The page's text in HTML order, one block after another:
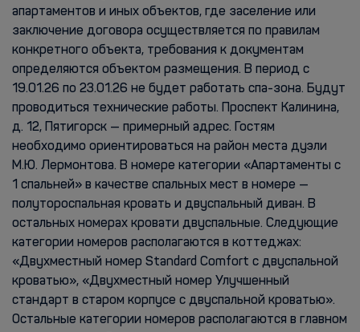
апартаментов и иных объектов, где заселение или
заключение договора осуществляется по правилам
конкретного объекта, требования к документам
определяются объектом размещения. В период с
19.01.26 по 23.01.26 не будет работать cпа-зона. Будут
проводиться технические работы. Проспект Калинина,
д. 12, Пятигорск — примерный адрес. Гостям
необходимо ориентироваться на район места дуэли
М.Ю. Лермонтова. В номере категории «Апартаменты с
1 спальней» в качестве спальных мест в номере —
полутороспальная кровать и двуспальный диван. В
остальных номерах кровати двуспальные. Следующие
категории номеров располагаются в коттеджах:
«Двухместный номер Standard Comfort с двуспальной
кроватью», «Двухместный номер Улучшенный
стандарт в старом корпусе с двуспальной кроватью».
Остальные категории номеров располагаются в главном